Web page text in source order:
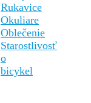
Rukavice
Okuliare
Oblečenie
Starostlivosť
o
bicykel